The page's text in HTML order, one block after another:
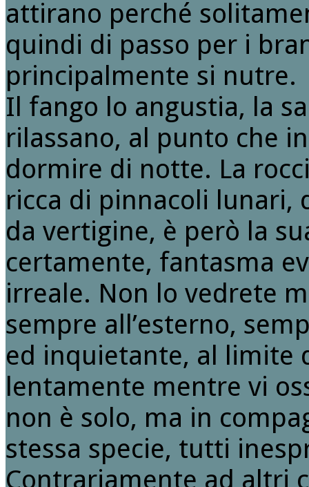
attirano perché
quindi di passo per i
principalmente si nutre.
Il fango lo angustia, la
rilassano, al punto che
dormire di notte. La
ricca di pinnacoli lunari,
da vertigine, è però la
certamente, fantasma
irreale. Non lo vedrete
sempre all’esterno,
ed inquietante, al limite
lentamente mentre vi
non è solo, ma in
stessa specie, tutti
Contrariamente ad altri